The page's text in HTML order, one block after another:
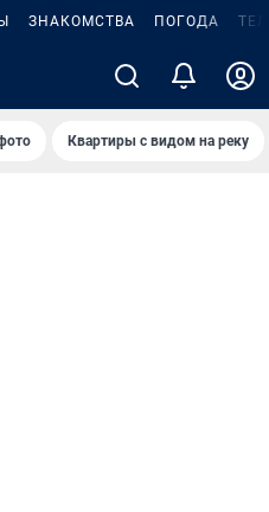
ЗНАКОМСТВА ПОГОДА
Квартиры с видом на реку